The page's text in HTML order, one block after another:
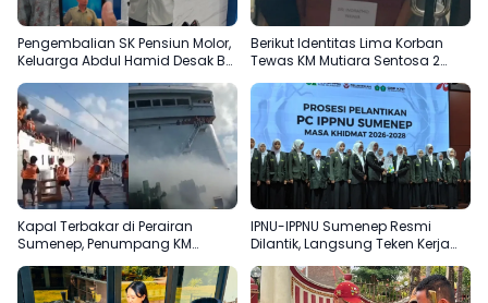
Pengembalian SK Pensiun Molor,
Keluarga Abdul Hamid Desak BRI
Sumenep Tepati Komitmen
Berikut Identitas Lima Korban
Tewas KM Mutiara Sentosa 2
Terungkap
Kapal Terbakar di Perairan
Sumenep, Penumpang KM
IPNU-IPPNU Sumenep Resmi
Dilantik, Langsung Teken Kerja
Kampus